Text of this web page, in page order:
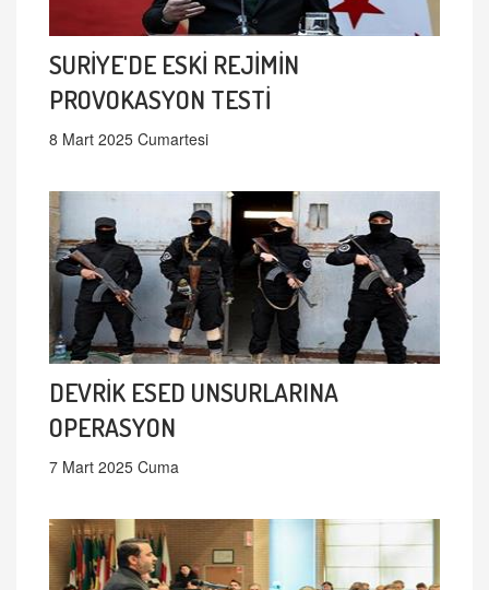
SURİYE'DE ESKİ REJİMİN
PROVOKASYON TESTİ
8 Mart 2025 Cumartesi
DEVRİK ESED UNSURLARINA
OPERASYON
7 Mart 2025 Cuma